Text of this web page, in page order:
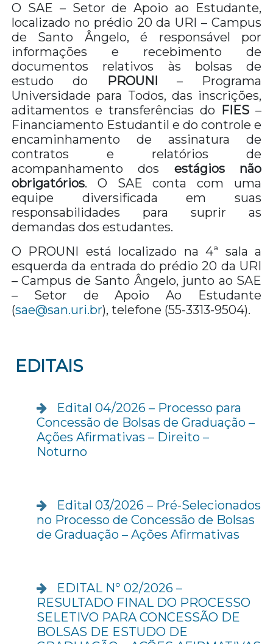
O SAE – Setor de Apoio ao Estudante,
localizado no prédio 20 da URI – Campus
de Santo Ângelo, é responsável por
informações e recebimento de
documentos relativos às bolsas de
estudo do
PROUNI – Programa
Universidade para Todos, das inscrições,
aditamentos e transferências do FIES –
Financiamento Estudantil e do controle e
encaminhamento de assinatura de
contratos e relatórios de
acompanhamento dos estágios não
obrigatórios. O SAE conta com uma
equipe diversificada em suas
responsabilidades para suprir as
demandas dos estudantes.
O PROUNI está localizado na 4ª sala a
esquerda da entrada do prédio 20 da URI
– Campus de Santo Ângelo, junto ao SAE
– Setor de Apoio Ao Estudante
(sae@san.uri.br), telefone (55-3313-9504).
EDITAIS
Edital 04/2026 – Processo para
Concessão de Bolsas de Graduação –
Ações Afirmativas – Direito –
Noturno
Edital 03/2026 – Pré-Selecionados
no Processo de Concessão de Bolsas
de Graduação – Ações Afirmativas
EDITAL Nº 02/2026 –
RESULTADO FINAL DO PROCESSO
SELETIVO PARA CONCESSÃO DE
BOLSAS DE ESTUDO DE